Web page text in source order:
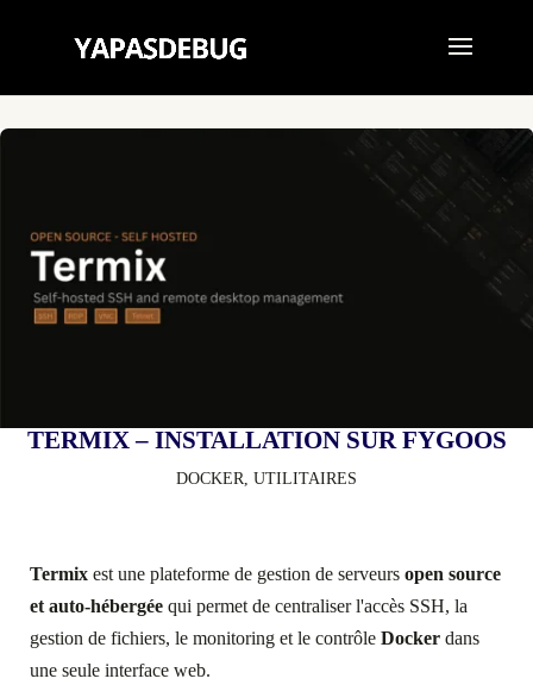
TERMIX – INSTALLATION SUR FYGOOS
DOCKER UTILITAIRES
Termix est une plateforme de gestion de serveurs open source
et auto-hébergée qui permet de centraliser l'accès SSH, la
gestion de fichiers, le monitoring et le contrôle Docker dans
une seule interface web.